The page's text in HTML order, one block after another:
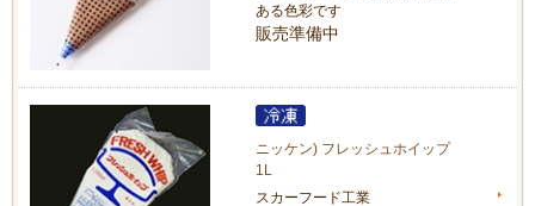
ある色彩です
販売準備中
ニッケン) フレッシュホイップ
1L
スカーフード工業